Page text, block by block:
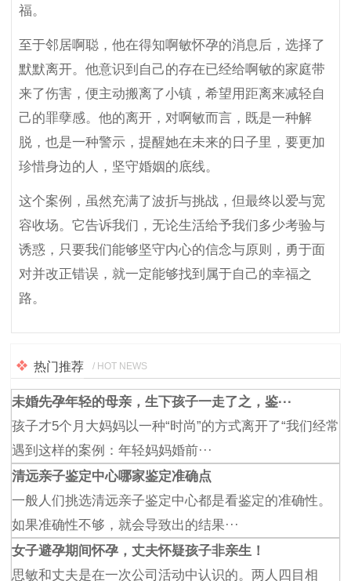
福。
至于邻居啊聪，他在得知啊敏怀孕的消息后，选择了
默默离开。他意识到自己的存在已经给啊敏的家庭带
来了伤害，便主动搬离了小镇，希望用距离来减轻自
己的罪孽感。他的离开，对啊敏而言，既是一种解
脱，也是一种警示，提醒她在未来的日子里，要更加
珍惜身边的人，坚守婚姻的底线。
这个案例，虽然充满了波折与挑战，但最终以爱与宽
容收场。它告诉我们，无论生活给予我们多少考验与
诱惑，只要我们能够坚守内心的信念与原则，勇于面
对并改正错误，就一定能够找到属于自己的幸福之
路。
热门推荐 / HOT NEWS
未婚先孕年轻的母亲，生下孩子一走了之，鉴···
孩子才5个月大妈妈以一种“时尚”的方式离开了“我们经常
遇到这样的案例：年轻妈妈婚前···
清远亲子鉴定中心哪家鉴定准确点
一般人们挑选清远亲子鉴定中心都是看鉴定的准确性。
如果准确性不够，就会导致出的结果···
女子避孕期间怀孕，丈夫怀疑孩子非亲生！
思敏和丈夫是在一次公司活动中认识的。两人四目相